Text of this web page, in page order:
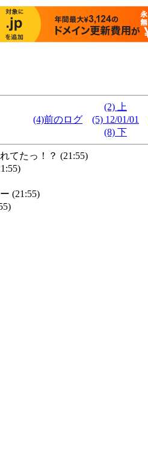
(2) 上
(4)前のログ
(5) 12/01/01
(8) 下
てたっ！？ (21:55)
(21:55)